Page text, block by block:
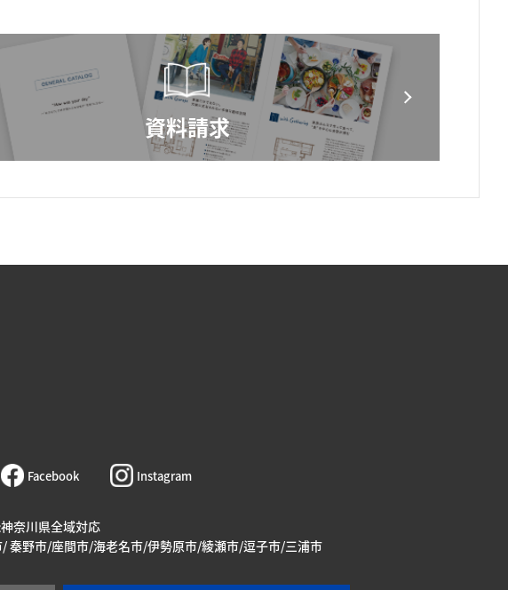
Facebook Instagram
神奈川県全域対応
野市/座間市/海老名市/伊勢原市/綾瀬市/逗子市/三浦市